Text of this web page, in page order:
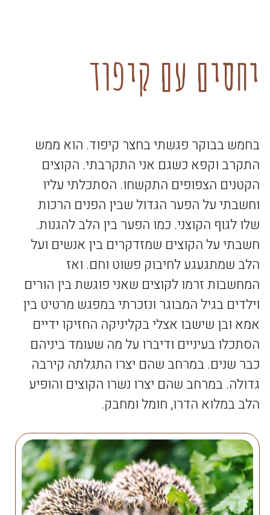
יחסים עם קיפוד
בחמש בבוקר פגשתי בחצר קיפוד. הוא ממש
התקרב וקפא כשגם אני התקרבתי. הקוצים
הקטנים הצפופים התקשחו. הסתכלתי עליו
וחשבתי על הפער הגדול שבין הפנים הרכות
שלו לגוף הקוצני. כמו הפער בין הלב להגנות.
חשבתי על הקוצים שמזדקרים בין אנשים ועל
הלב שמתגעגע לחיבוק פשוט וחם. ואז
המחשבות זרמו לקוצים שאני פוגשת בין הורים
וילדים בגיל המבוגר ונזכרתי במפגש מרטיט בין
אמא ובן שישבו אצלי בקליניקה החזיקו ידיים
הסתכלו בעיניים ודיברו על מה שעומד ביניהם
כבר שנים. במרחב שהם יצרו התגלתה קירבה
גדולה. במרחב שהם יצרו נשרו הקוצים והופיע
הלב במלוא הדרו, חומל ומחבק.